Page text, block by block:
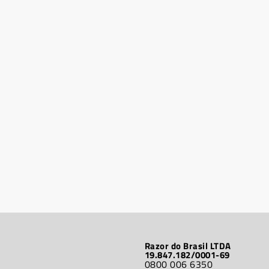
Razor do Brasil LTDA
19.847.182/0001-69
0800 006 6350